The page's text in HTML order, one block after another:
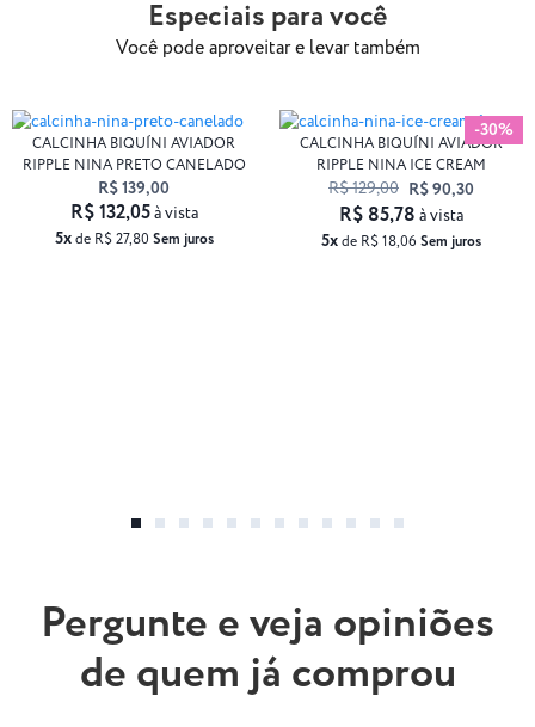
Especiais para você
Você pode aproveitar e levar também
CALCINHA BIQUÍNI AVIADOR
RIPPLE NINA PRETO CANELADO
R$ 139,00
5xde R$ 27,80 Sem juros
R$ 132,05à vista
-30%
CALCINHA BIQUÍNI AVIADOR
RIPPLE NINA ICE CREAM
R$ 129,00 R$ 90,30
5xde R$ 18,06 Sem juros
R$ 85,78 à vista
Pergunte e veja opiniões
de quem já comprou